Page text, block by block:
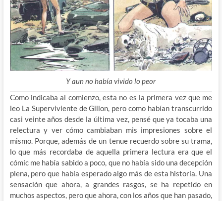
Y aun no había vivido lo peor
Como indicaba al comienzo, esta no es la primera vez que me
leo La Superviviente de Gillon, pero como habían transcurrido
casi veinte años desde la última vez, pensé que ya tocaba una
relectura y ver cómo cambiaban mis impresiones sobre el
mismo. Porque, además de un tenue recuerdo sobre su trama,
lo que más recordaba de aquella primera lectura era que el
cómic me había sabido a poco, que no había sido una decepción
plena, pero que había esperado algo más de esta historia. Una
sensación que ahora, a grandes rasgos, se ha repetido en
muchos aspectos, pero que ahora, con los años que han pasado,